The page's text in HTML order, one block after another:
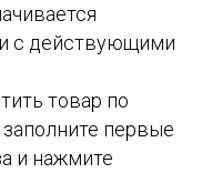
с действующими
товар по
первые
и нажмите